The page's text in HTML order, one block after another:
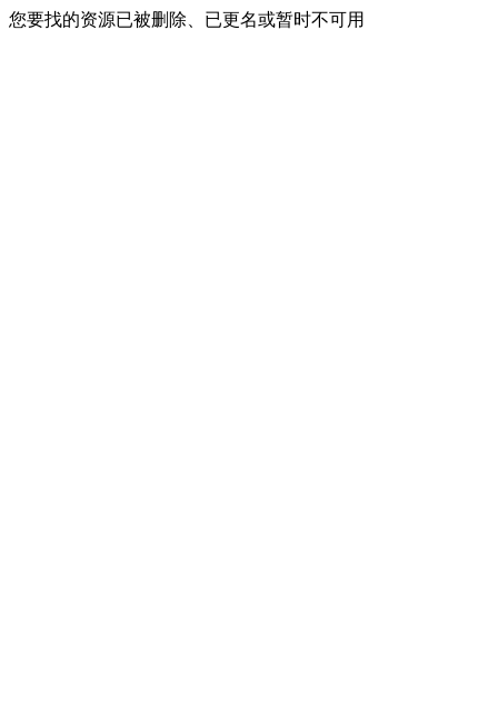
您要找的资源已被删除、已更名或暂时不可用